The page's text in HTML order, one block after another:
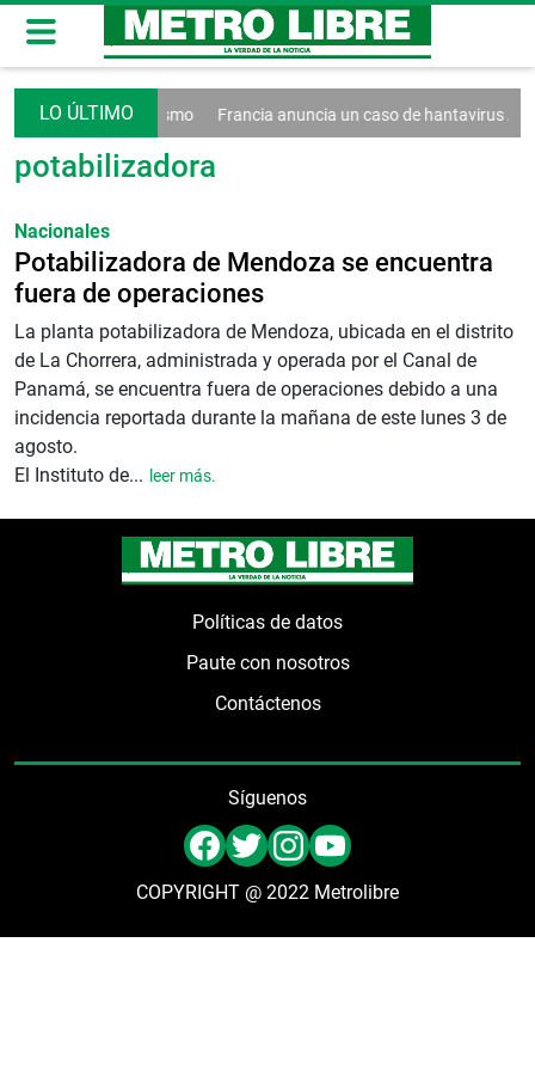
contra el turismo Francia anuncia un caso de hantavirus
potabilizadora
Nacionales
Potabilizadora de Mendoza se encuentra
fuera de operaciones
La planta potabilizadora de Mendoza, ubicada en el distrito
de La Chorrera, administrada y operada por el Canal de
Panamá, se encuentra fuera de operaciones debido a una
incidencia reportada durante la mañana de este lunes 3 de
agosto.
El Instituto de... leer más.
Políticas de datos
Paute con nosotros
Contáctenos
Síguenos
COPYRIGHT @ 2022 Metrolibre